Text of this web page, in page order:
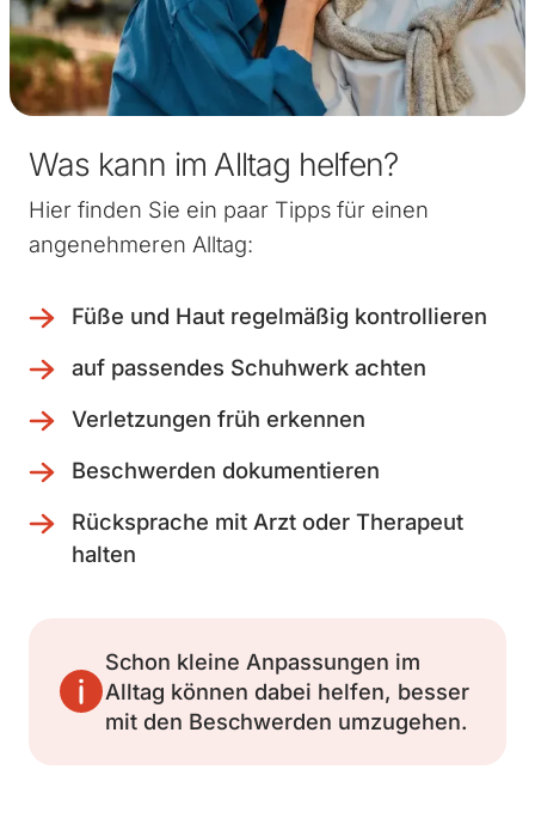
Was kann im Alltag helfen?
Hier finden Sie ein paar Tipps für einen
angenehmeren Alltag:
Füße und Haut regelmäßig kontrollieren
auf passendes Schuhwerk achten
Verletzungen früh erkennen
Beschwerden dokumentieren
Rücksprache mit Arzt oder Therapeut
halten
Schon kleine Anpassungen im
Alltag können dabei helfen, besser
mit den Beschwerden umzugehen.